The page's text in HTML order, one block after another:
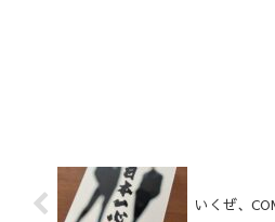
いくぜ、